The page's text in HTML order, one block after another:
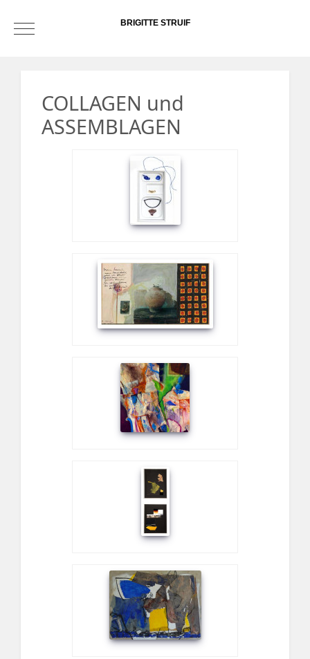
Mobile Menu ToggleBRIGITTE STRUIF
COLLAGEN und
ASSEMBLAGEN